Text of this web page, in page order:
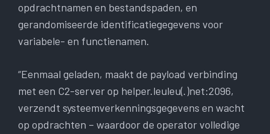
opdrachtnamen en bestandspaden, en
gerandomiseerde identificatiegegevens voor
variabele- en functienamen.
“Eenmaal geladen, maakt de payload verbinding
met een C2-server op helper.leuleu(.)net:2096,
verzendt systeemverkenningsgegevens en wacht
op opdrachten – waardoor de operator volledige